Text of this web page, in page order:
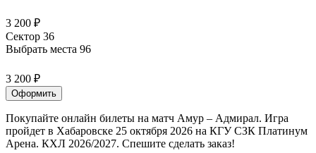
3 200 ₽
Сектор 36
Выбрать места 96
3 200 ₽
Оформить
Покупайте онлайн билеты на матч Амур – Адмирал. Игра
пройдет в Хабаровске 25 октября 2026 на КГУ СЗК Платинум
Арена. КХЛ 2026/2027. Спешите сделать заказ!